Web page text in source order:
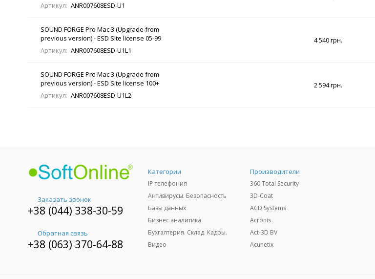
Артикул: ANR007608ESD-U1
SOUND FORGE Pro Mac 3 (Upgrade from
previous version) - ESD Site license 05-99
Артикул: ANR007608ESD-U1L1
4 540 грн.
SOUND FORGE Pro Mac 3 (Upgrade from
previous version) - ESD Site license 100+
Артикул: ANR007608ESD-U1L2
2 594 грн.
Заказать звонок
+38 (044) 338-30-59
Обратная связь
+38 (063) 370-64-88
Категории
IP-телефония
Антивирусы. Безопасность
Базы данных
Бизнес аналитика
Бухгалтерия. Склад. Кадры.
Видео
Производители
360 Total Security
3D-Coat
ACD Systems
Acronis
Act-3D BV
Acunetix